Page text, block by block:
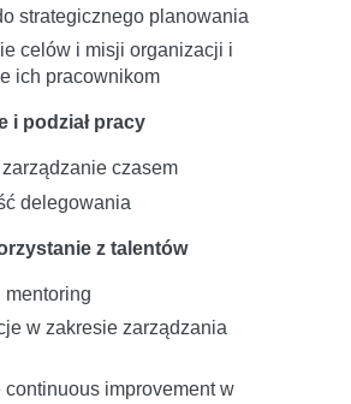
strategicznego planowania
celów i misji organizacji i
ich pracownikom
i podział pracy
czasem
delegowania
z talentów
w zakresie zarządzania
continuous improvement w